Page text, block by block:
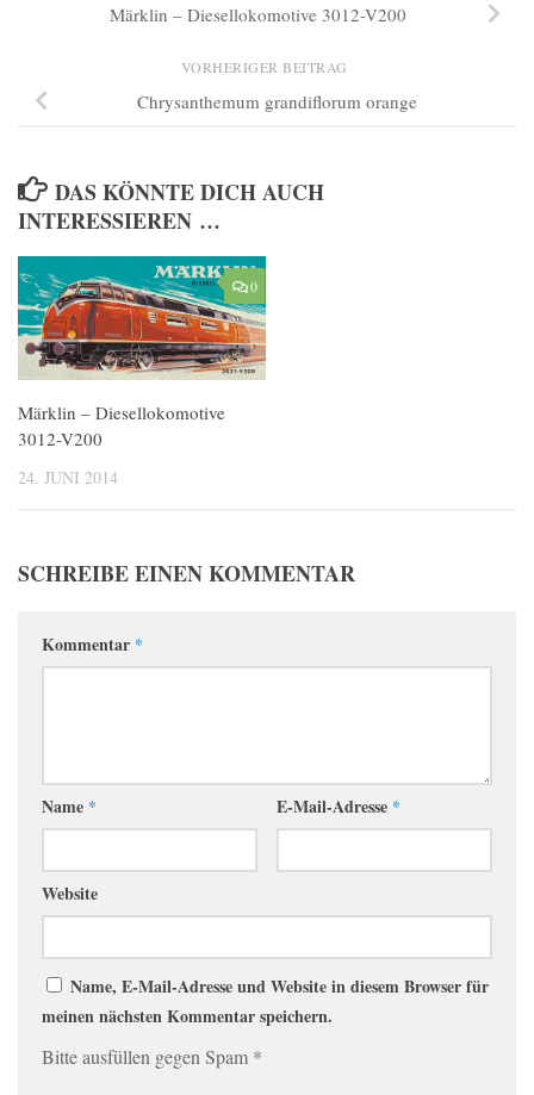
Märklin – Diesellokomotive 3012-V200
VORHERIGER BEITRAG
Chrysanthemum grandiflorum orange
DAS KÖNNTE DICH AUCH
INTERESSIEREN …
0
Märklin – Diesellokomotive
3012-V200
24. JUNI 2014
SCHREIBE EINEN KOMMENTAR
Kommentar *
Name * E-Mail-Adresse *
Website
Name, E-Mail-Adresse und Website in diesem Browser für
meinen nächsten Kommentar speichern.
Bitte ausfüllen gegen Spam *